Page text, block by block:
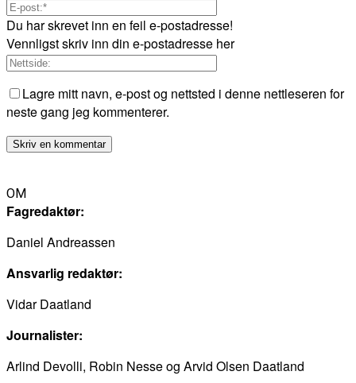
Du har skrevet inn en feil e-postadresse!
Vennligst skriv inn din e-postadresse her
Lagre mitt navn, e-post og nettsted i denne nettleseren for
neste gang jeg kommenterer.
OM
Fagredaktør:
Daniel Andreassen
Ansvarlig redaktør:
Vidar Daatland
Journalister:
Arlind Devolli, Robin Nesse og Arvid Olsen Daatland